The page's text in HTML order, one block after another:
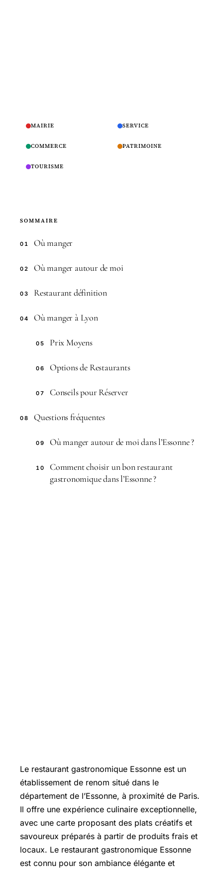
MAIRIE SERVICE
COMMERCE PATRIMOINE
TOURISME
SOMMAIRE
01 Où manger
02 Où manger autour de moi
03 Restaurant définition
04 Où manger à Lyon
05 Prix Moyens
06 Options de Restaurants
07 Conseils pour Réserver
08 Questions fréquentes
09 Où manger autour de moi dans l’Essonne ?
10
Comment choisir un bon restaurant
gastronomique dans l’Essonne ?
Le restaurant gastronomique Essonne est un
établissement de renom situé dans le
département de l’Essonne, à proximité de Paris.
Il offre une expérience culinaire exceptionnelle,
avec une carte proposant des plats créatifs et
savoureux préparés à partir de produits frais et
locaux. Le restaurant gastronomique Essonne
est connu pour son ambiance élégante et